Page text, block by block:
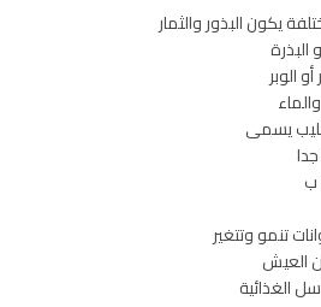
يكون البذور والثمار
الوبر
يسمى
ب
تنمو وتتغير
العيش
الغذائية